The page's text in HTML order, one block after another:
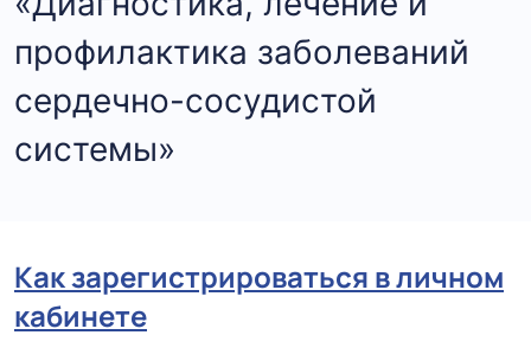
профилактика заболеваний
сердечно-сосудистой
системы»
Как зарегистрироваться в личном
кабинете